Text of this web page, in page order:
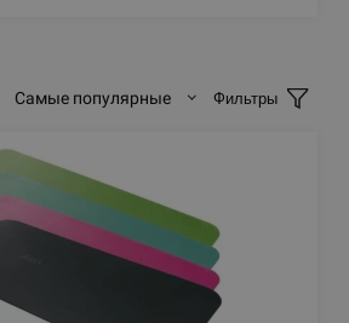
Самые популярные Фильтры